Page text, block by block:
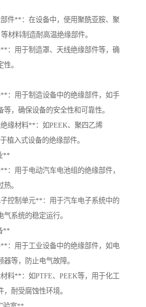
件**：在设备中，使用聚酰亚胺、聚
材料制造耐高温绝缘部件。
：用于制造罩、天线绝缘部件等，确
。
：用于制造设备中的绝缘部件，如手
等，确保设备的安全性和可靠性。
缘材料**：如PEEK、聚四乙烯
植入式设备的绝缘部件。
**
：用于电动汽车电池组的绝缘部件，
。
控制单元**：用于汽车电子系统中的
系统的稳定运行。
**
：用于工业设备中的绝缘部件，如电
等，防止电气故障。
料**：如PTFE、PEEK等，用于化工
耐受腐蚀性环境。